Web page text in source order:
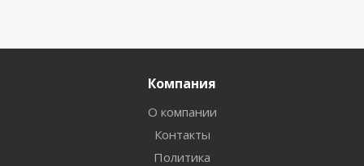
Компания
О компании
Контакты
Политика